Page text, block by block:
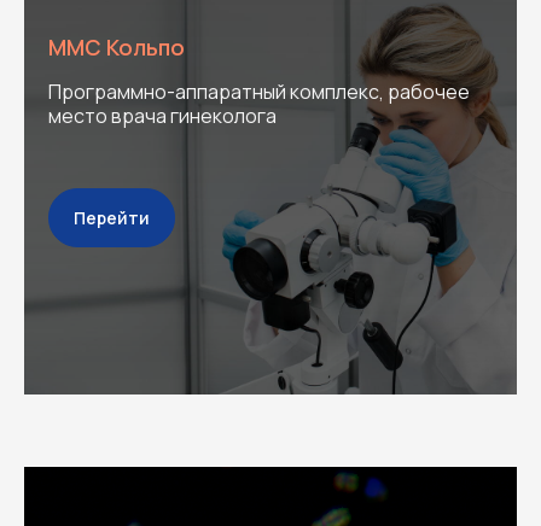
ММС Кольпо
Программно-аппаратный комплекс, рабочее
место врача гинеколога
Перейти